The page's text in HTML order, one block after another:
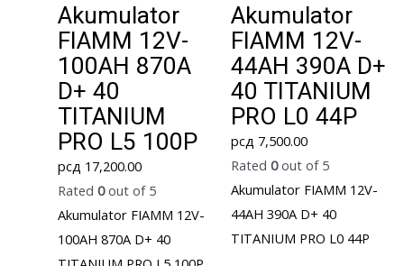
Akumulator
FIAMM 12V-
100AH 870A
D+ 40
TITANIUM
PRO L5 100P
рсд 17,200.00
Rated 0out of 5
Akumulator FIAMM 12V-
100AH 870A D+ 40
Akumulator
FIAMM 12V-
44AH 390A D+
40 TITANIUM
PRO L0 44P
рсд 7,500.00
Rated 0out of 5
Akumulator FIAMM 12V-
44AH 390A D+ 40
TITANIUM PRO L0 44P